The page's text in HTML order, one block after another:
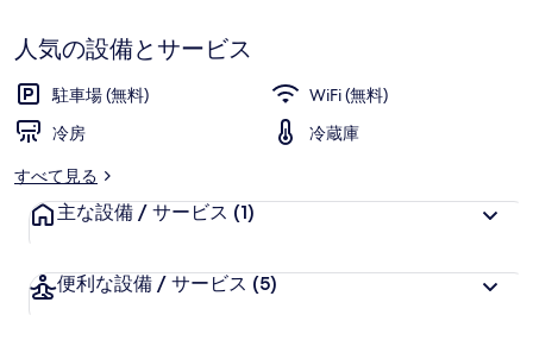
す
人気の設備とサービス
駐車場 (無料)
WiFi (無料)
冷房
冷蔵庫
すべて見る
主な設備 / サービス (1)
便利な設備 / サービス (5)